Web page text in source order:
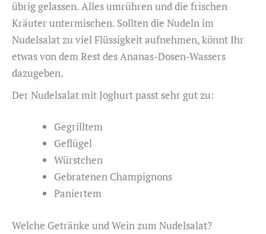
übrig gelassen. Alles umrühren und die frischen
Kräuter untermischen. Sollten die Nudeln im
Nudelsalat zu viel Flüssigkeit aufnehmen, könnt Ihr
etwas von dem Rest des Ananas-Dosen-Wassers
dazugeben.
Der Nudelsalat mit Joghurt passt sehr gut zu:
Gegrilltem
Geflügel
Würstchen
Gebratenen Champignons
Paniertem
Welche Getränke und Wein zum Nudelsalat?